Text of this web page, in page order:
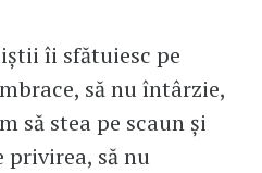
îi sfătuiesc pe
să nu întârzie,
să stea pe scaun și
să nu